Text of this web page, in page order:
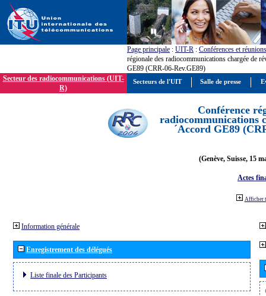
Page principale : UIT-R : Conférences et réunions
régionale des radiocommunications chargée de
GE89 (CRR-06-Rev.GE89)
Secteur des radiocommunications (UIT-
R)
Conférence
radiocommunications
´Accord GE89
(Genève, Suisse, 15
Actes
Afficher
Information générale
Enregistrement des délégués
Liste finale des Participants
Secteurs de l'UIT Salle de presse